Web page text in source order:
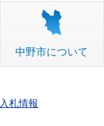
中野市について
入札情報